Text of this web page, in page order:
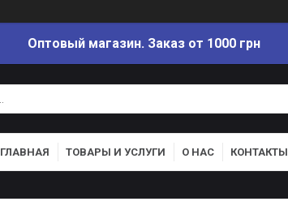
Оптовый магазин. Заказ от 1000 грн
ГЛАВНАЯ ТОВАРЫ И УСЛУГИ О НАС КОНТАКТЫ